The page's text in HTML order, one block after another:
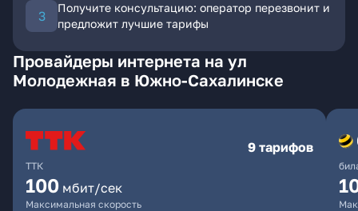
Получите консультацию: оператор перезвонит и
предложит лучшие тарифы
Провайдеры интернета на ул
Молодежная в Южно-Сахалинске
ТТК
9 тарифов
100 мбит/сек
Максимальная скорость